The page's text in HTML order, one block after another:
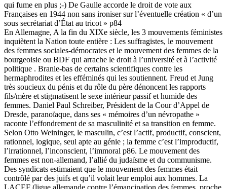
qui fume en plus ;-) De Gaulle accorde le droit de vote aux
Françaises en 1944 non sans ironiser sur l’éventuelle création « d’un
sous secrétariat d’État au tricot » p84
En Allemagne, A la fin du XIXe siècle, les 3 mouvements féministes
inquiètent la Nation toute entière : Les suffragistes, le mouvement
des femmes sociales-démocrates et le mouvement des femmes de la
bourgeoisie ou BDF qui arrache le droit à l’université et à l’activité
politique . Branle-bas de certains scientifiques contre les
hermaphrodites et les efféminés qui les soutiennent. Freud et Jung
très soucieux du pénis et du rôle du père dénoncent les rapports
fils/mère et stigmatisent le sexe intérieur passif et humide des
femmes. Daniel Paul Schreiber, Président de la Cour d’Appel de
Dresde, paranoïaque, dans ses « mémoires d’un névropathe »
raconte l’effondrement de sa masculinité et sa transition en femme.
Selon Otto Weininger, le masculin, c’est l’actif, productif, conscient,
rationnel, logique, seul apte au génie ; la femme c’est l’improductif,
l’irrationnel, l’inconscient, l’immoral p86. Le mouvement des
femmes est non-allemand, l’allié du judaïsme et du communisme.
Des syndicats estimaient que le mouvement des femmes était
contrôlé par des juifs et qu’il volait leur emploi aux hommes. La
LACEF (ligue allemande contre l’émancipation des femmes, proche